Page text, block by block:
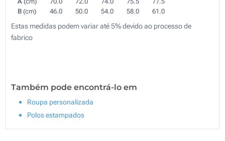
B (cm) 46.0 50.0 54.0 58.0 61.0
Estas medidas podem variar até 5% devido ao processo de
fabrico
Também pode encontrá-lo em
Roupa personalizada
Polos estampados